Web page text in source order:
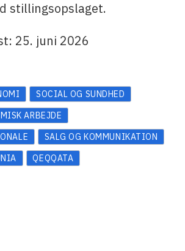
stillingsopslaget.
25. juni 2026
SOCIAL OG SUNDHED
ARBEJDE
SALG OG KOMMUNIKATION
QEQQATA